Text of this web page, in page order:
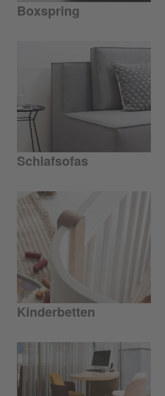
Boxspring
Schlafsofas
Kinderbetten